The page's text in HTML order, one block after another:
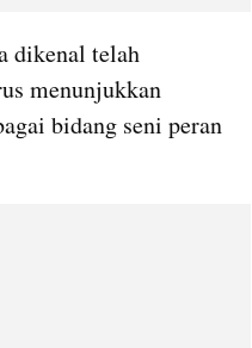
dikenal telah
menunjukkan
bidang seni peran